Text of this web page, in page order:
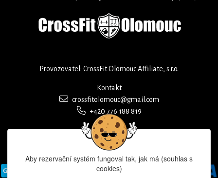
Provozovatel: CrossFit Olomouc Affiliate, s.r.o.
Kontakt
crossfitolomouc@gmail.com
+420 776 188 819
Aby rezervační systém fungoval tak, jak má (souhlas s
cookies)